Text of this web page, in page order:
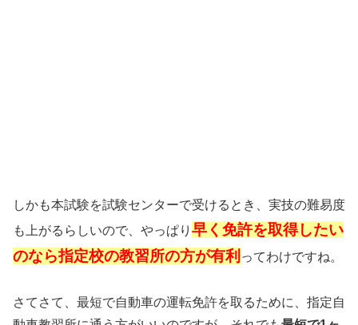
しかも本試験を試験センターで受けるとき、実技の難易度
も上がるらしいので、やっぱり 早く免許を取得したい
のなら指定校の教習所の方が有利 ってわけですね。
さてさて、最短で自動車の運転免許を取るために、指定自